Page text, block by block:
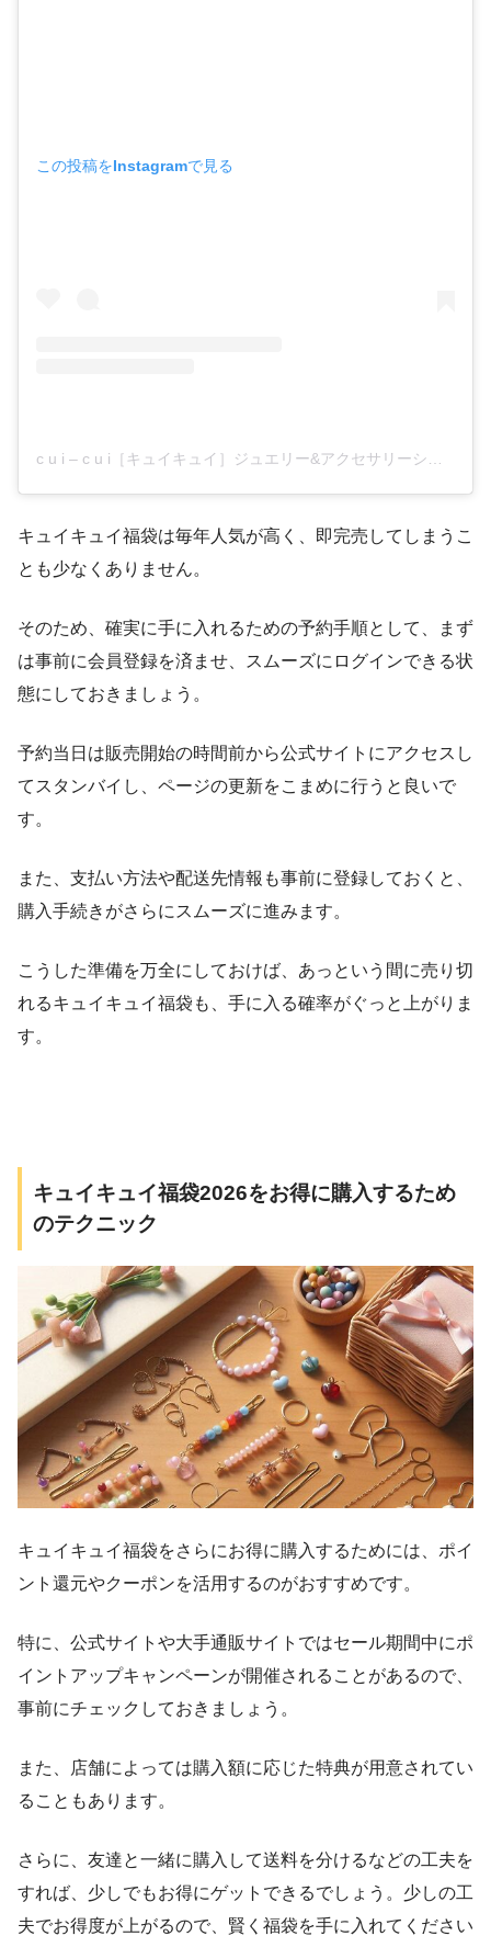
この投稿をInstagramで見る
c u i – c u i［キュイキュイ］ジュエリー&アクセサリーショップ(@cuicui.jp)がシェアした投稿
キュイキュイ福袋は毎年人気が高く、即完売してしまうこ
とも少なくありません。
そのため、確実に手に入れるための予約手順として、まず
は事前に会員登録を済ませ、スムーズにログインできる状
態にしておきましょう。
予約当日は販売開始の時間前から公式サイトにアクセスし
てスタンバイし、ページの更新をこまめに行うと良いで
す。
また、支払い方法や配送先情報も事前に登録しておくと、
購入手続きがさらにスムーズに進みます。
こうした準備を万全にしておけば、あっという間に売り切
れるキュイキュイ福袋も、手に入る確率がぐっと上がりま
す。
キュイキュイ福袋2026をお得に購入するため
のテクニック
キュイキュイ福袋をさらにお得に購入するためには、ポイ
ント還元やクーポンを活用するのがおすすめです。
特に、公式サイトや大手通販サイトではセール期間中にポ
イントアップキャンペーンが開催されることがあるので、
事前にチェックしておきましょう。
また、店舗によっては購入額に応じた特典が用意されてい
ることもあります。
さらに、友達と一緒に購入して送料を分けるなどの工夫を
すれば、少しでもお得にゲットできるでしょう。少しの工
夫でお得度が上がるので、賢く福袋を手に入れてください